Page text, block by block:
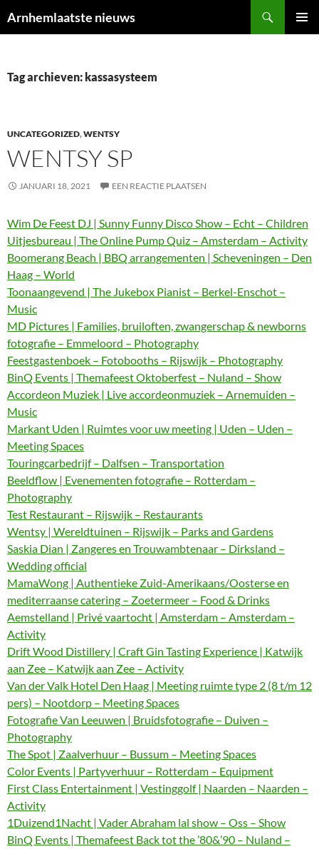
naar
Arnhemlaatste nieuws
Tag archieven: kassasysteem
UNCATEGORIZED,WENTSY
WENTSY SP
JANUARI 18, 2021 EEN REACTIE PLAATSEN
Wim De Feest DJ | Sunny Funny Disco Show – Echt – Children
Uitjesbureau | The Online Pump Quiz – Amsterdam – Activity
Boomerang Beach | BBQ arrangementen | Scheveningen – Den
Haag – World
Toonaangevend | The Jukebox Pianist – Berkel-Enschot –
Music
MD Pictures | Families, bruiloften, zwangerschap & newborns
fotografie – Emmeloord – Photography
Feestgastenboek – Fotobooths – Rijswijk – Photography
BinQ Events | Themafeest Oktoberfest – Nuland – Show
Accordeon Muziek | Live accordeonmuziek – Arnemuiden –
Music
Markant Uden | Ruimtes voor uw meeting | Uden – Uden –
Meeting Spaces
Touringcarbedrijf – Dalfsen – Transportation
Beeldflow | Evenementen fotografie – Rotterdam –
Photography
Test Restaurant – Rijswijk – Restaurants
Wentsy | Wereldtuinen – Rijswijk – Parks and Gardens
Saskia Dian | Zangeres en Trouwambtenaar – Dirksland –
Wedding official
MamaWong | Authentieke Zuid-Amerikaans/Oosterse en
mediterraanse catering – Zoetermeer – Food & Drinks
Aemstelland | Privé vaartocht | Amsterdam – Amsterdam –
Activity
Drift Wood Distillery | Craft Gin Tasting Experience | Katwijk
aan Zee – Katwijk aan Zee – Activity
Van der Valk Hotel Den Haag | Meeting ruimte type 2 (8 t/m 12
pers) – Nootdorp – Meeting Spaces
Fotografie Van Leeuwen | Bruidsfotografie – Duiven –
Photography
The Spot | Zaalverhuur – Bussum – Meeting Spaces
Color Events | Partyverhuur – Rotterdam – Equipment
First Class Entertainment | Vestinggolf | Naarden – Naarden –
Activity
1Duizend1Nacht | Vader Abraham lal show – Oss – Show
BinQ Events | Themafeest Back tot the ’80&’90 – Nuland –